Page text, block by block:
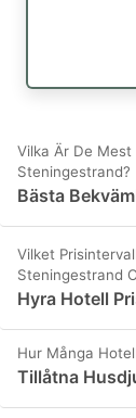
Vilka Är De
Steningestrand?
Bästa
Vilket
Steningestrand
Hyra Hotell
Hur Många
Tillåtna